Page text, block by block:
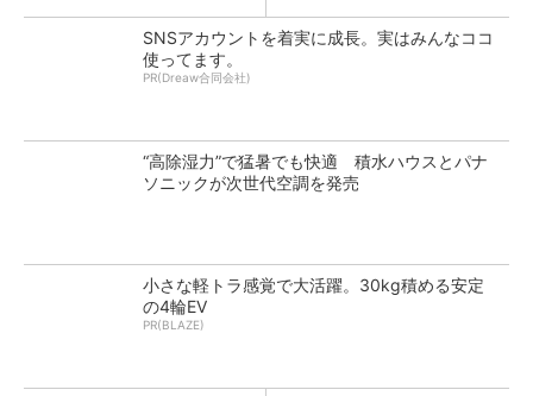
SNSアカウントを着実に成長。実はみんなココ
使ってます。
PR(Dreaw合同会社)
“高除湿力”で猛暑でも快適 積水ハウスとパナ
ソニックが次世代空調を発売
小さな軽トラ感覚で大活躍。30kg積める安定
の4輪EV
PR(BLAZE)